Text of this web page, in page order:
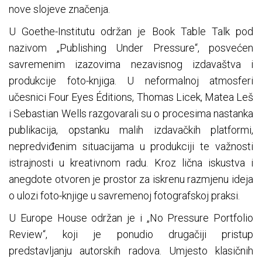
nove slojeve značenja.
U Goethe-Institutu održan je Book Table Talk pod
nazivom „Publishing Under Pressure“, posvećen
savremenim izazovima nezavisnog izdavaštva i
produkcije foto-knjiga. U neformalnoj atmosferi
učesnici Four Eyes Éditions, Thomas Licek, Matea Leš
i Sebastian Wells razgovarali su o procesima nastanka
publikacija, opstanku malih izdavačkih platformi,
nepredviđenim situacijama u produkciji te važnosti
istrajnosti u kreativnom radu. Kroz lična iskustva i
anegdote otvoren je prostor za iskrenu razmjenu ideja
o ulozi foto-knjige u savremenoj fotografskoj praksi.
U Europe House održan je i „No Pressure Portfolio
Review“, koji je ponudio drugačiji pristup
predstavljanju autorskih radova. Umjesto klasičnih